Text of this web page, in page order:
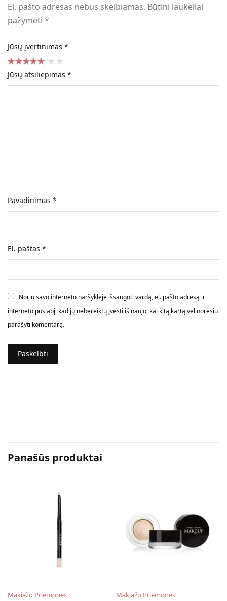
El. pašto adresas nebus skelbiamas. Būtini laukeliai
pažymėti*
Jūsų įvertinimas *
Jūsų atsiliepimas*
Pavadinimas*
El. paštas*
Noriu savo interneto naršyklėje išsaugoti vardą, el. pašto adresą ir
interneto puslapį, kad jų nebereiktų įvesti iš naujo, kai kitą kartą vėl norėsiu
parašyti komentarą.
Panašūs produktai
Makiažo Priemonės Makiažo Priemonės